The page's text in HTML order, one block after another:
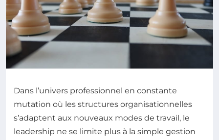
Dans l’univers professionnel en constante
mutation où les structures organisationnelles
s’adaptent aux nouveaux modes de travail, le
leadership ne se limite plus à la simple gestion